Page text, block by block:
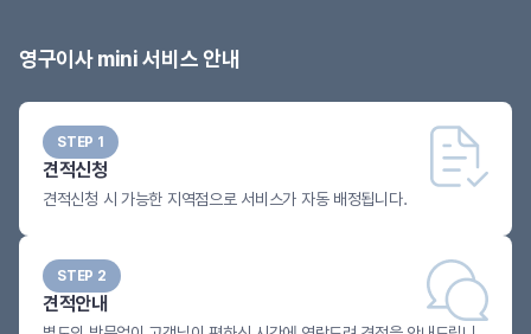
영구이사 mini 서비스 안내
STEP 1
견적신청
견적신청 시 가능한 지역점으로 서비스가 자동 배정됩니다.
STEP 2
견적안내